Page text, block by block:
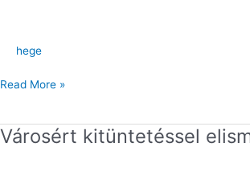
hege
Read More »
Városért kitüntetéssel
Városért